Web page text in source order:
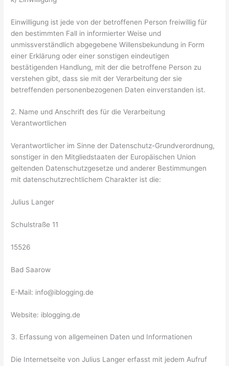
Einwilligung ist jede von der betroffenen Person freiwillig für
den bestimmten Fall in informierter Weise und
unmissverständlich abgegebene Willensbekundung in Form
einer Erklärung oder einer sonstigen eindeutigen
bestätigenden Handlung, mit der die betroffene Person zu
verstehen gibt, dass sie mit der Verarbeitung der sie
betreffenden personenbezogenen Daten einverstanden ist.
2. Name und Anschrift des für die Verarbeitung
Verantwortlichen
Verantwortlicher im Sinne der Datenschutz-Grundverordnung,
sonstiger in den Mitgliedstaaten der Europäischen Union
geltenden Datenschutzgesetze und anderer Bestimmungen
mit datenschutzrechtlichem Charakter ist die:
Julius Langer
Schulstraße 11
15526
Bad Saarow
E-Mail: info@iblogging.de
Website: iblogging.de
3. Erfassung von allgemeinen Daten und Informationen
Die Internetseite von Julius Langer erfasst mit jedem Aufruf